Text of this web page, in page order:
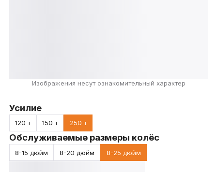
Изображения несут ознакомительный характер
Усилие
120 т 150 т 250 т
Обслуживаемые размеры колёс
8-15 дюйм 8-20 дюйм 8-25 дюйм